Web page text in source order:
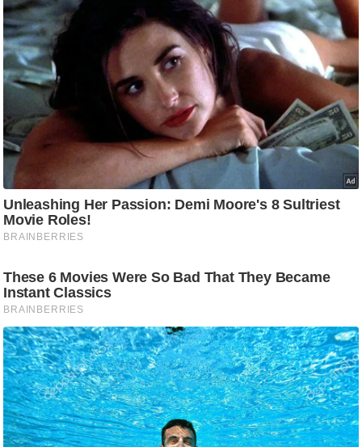
बॉ
ली
वु
ड
ली
वु
ड
फि
ल्म
स
क्षा
B
r
e
a
k
i
n